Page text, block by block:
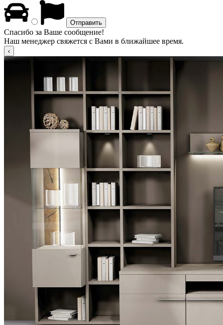
Спасибо за Ваше сообщение!
Наш менеджер свяжется с Вами в ближайшее время.